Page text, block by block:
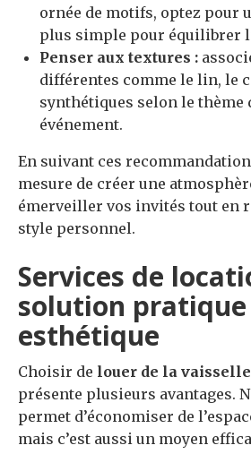
ornée de motifs, optez pour
plus simple pour équilibrer
Penser aux textures :
différentes comme le lin, le
synthétiques selon le thème
événement.
En suivant ces
mesure de créer une
émerveiller vos invités tout en
style personnel.
Services de
solution
esthétique
Choisir de louer de la vaisselle
présente plusieurs avantages.
permet d’économiser de
mais c’est aussi un moyen